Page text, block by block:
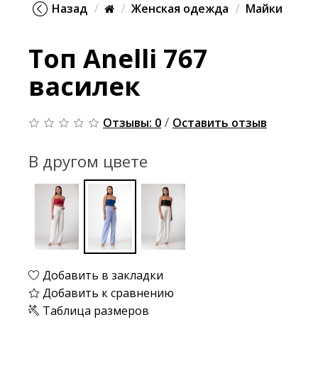
Назад Женская одежда Майки
Топ Anelli 767
василек
Отзывы: 0 / Оставить отзыв
В другом цвете
Добавить в закладки
Добавить к сравнению
Таблица размеров